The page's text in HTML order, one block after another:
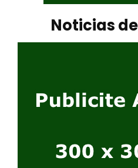
Noticias